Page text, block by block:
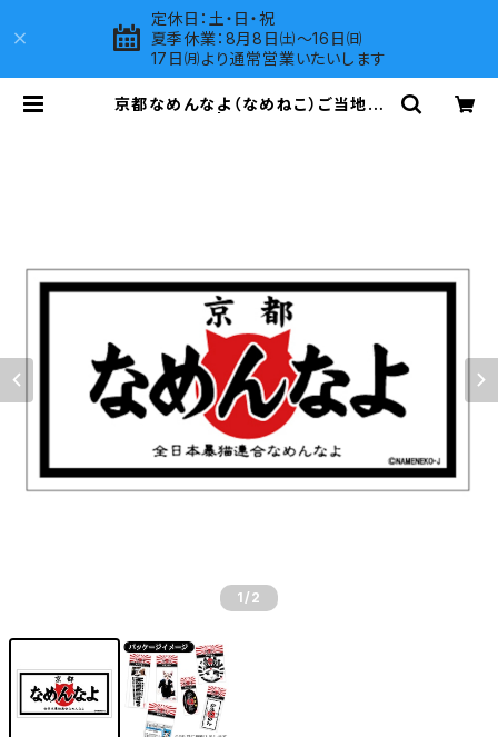
定休日：土・日・祝
夏季休業：8月8日㈯～16日㈰
17日㈪より通常営業いたいします
京都なめんなよ（なめねこ）ご当地ス
1 /2